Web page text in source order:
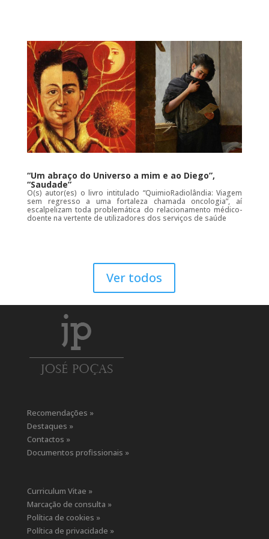
“Um abraço do Universo a mim e ao Diego”,
“Saudade”
O(s) autor(es) o livro intitulado “QuimioRadiolândia: Viagem
sem regresso a uma fortaleza chamada oncologia”, aí
escalpelizam toda problemática do relacionamento médico-
doente na vertente de utilizadores dos serviços de saúde
Ver todos
Recomendações »
Destaques »
Contactos »
Documentos profissionais »
Curriculum Vitae »
Marcação de consulta »
Política de cookies »
Política de privacidade »